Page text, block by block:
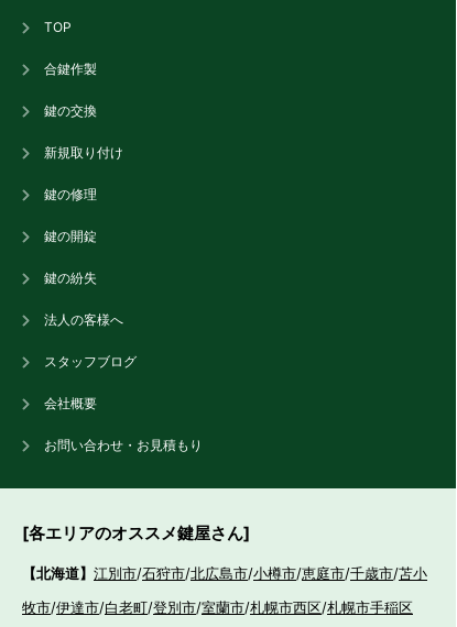
TOP
合鍵作製
鍵の交換
新規取り付け
鍵の修理
鍵の開錠
鍵の紛失
法人の客様へ
スタッフブログ
会社概要
お問い合わせ・お見積もり
[各エリアのオススメ鍵屋さん]
【北海道】 江別市/石狩市/北広島市/小樽市/恵庭市/千歳市/苫小
牧市/伊達市/白老町/登別市/室蘭市/札幌市西区/札幌市手稲区